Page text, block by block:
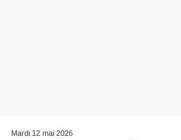
Mardi 12 mai 2026